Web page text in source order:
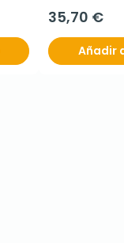
35,70 €
Añadir